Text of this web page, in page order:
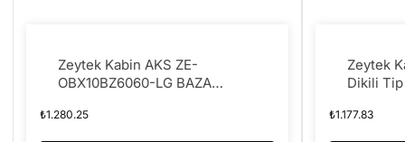
Zeytek Kabin AKS ZE-
OBX10BZ6060-LG BAZA
₺1.280.25
Zeytek
Dikili Tip
Frensiz)
₺1.177.83